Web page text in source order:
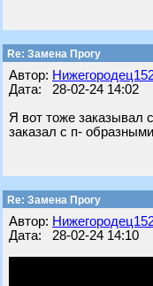
Re: Замена Прогу
Автор:
Дата: 28-02-24 14:02
Я вот тоже заказывал
заказал с п-
Re: Замена Прогу
Автор:
Дата: 28-02-24 14:10